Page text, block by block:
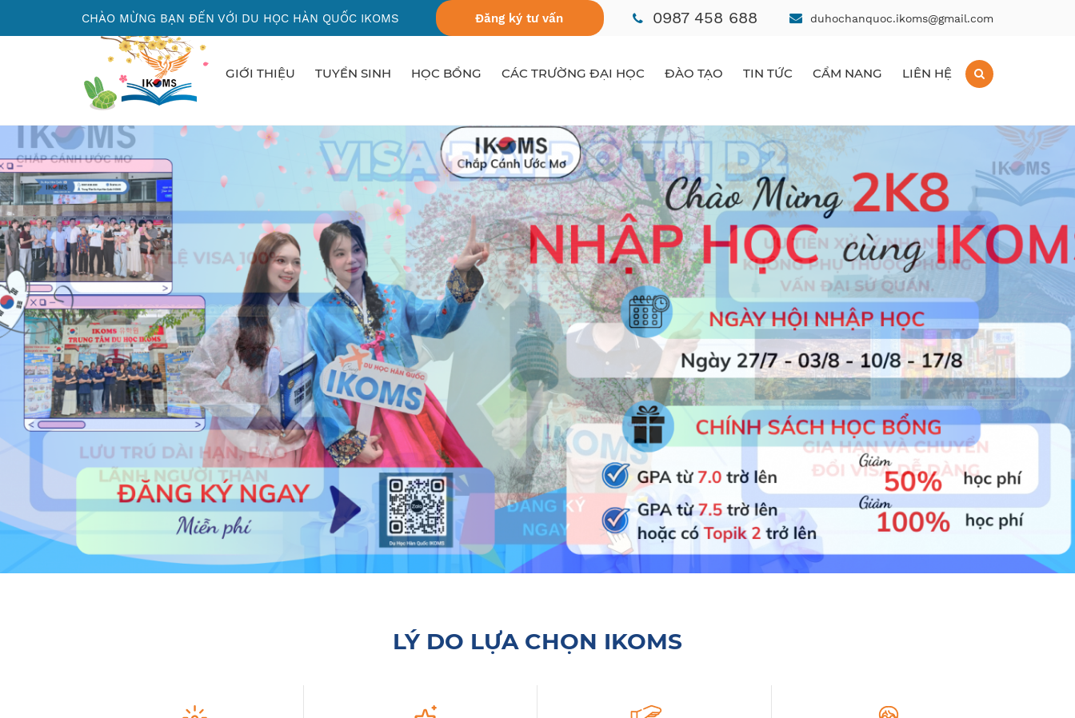
nội
CHÀO MỪNG BẠN ĐẾN VỚI DU HỌC HÀN QUỐC IKOMS Đăng ký tư vấn 0987 458 688 duhochanquoc.ikoms@gmail.com
GIỚI THIỆU TUYỂN SINH HỌC BỔNG CÁC TRƯỜNG ĐẠI HỌC ĐÀO TẠO TIN TỨC CẨM NANG LIÊN HỆ
LÝ DO LỰA CHỌN IKOMS